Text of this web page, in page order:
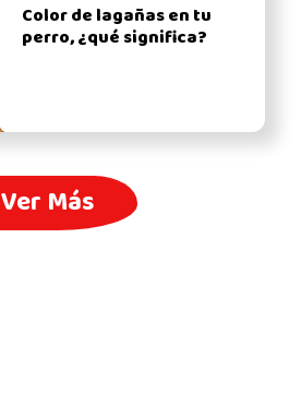
Color de lagañas en tu
perro, ¿qué significa?
Ver Más